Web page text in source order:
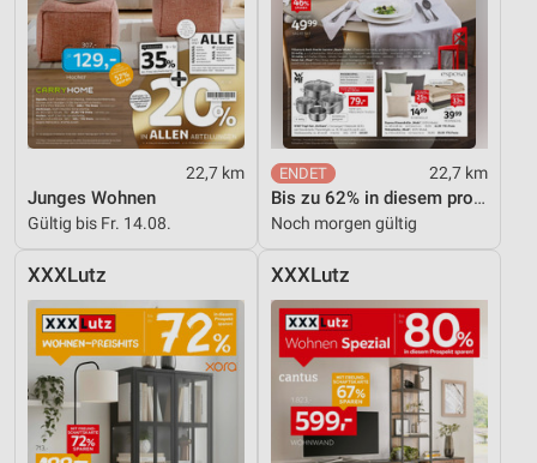
22,7 km
Junges Wohnen
Gültig bis Fr. 14.08.
22,7 km
Bis zu 62% in diesem prospekt
Noch morgen gültig
XXXLutz XXXLutz